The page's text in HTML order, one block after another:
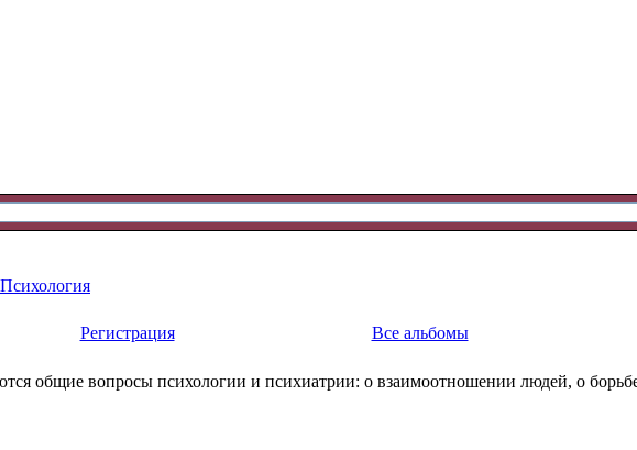
Психология
Регистрация Все альбомы
общие вопросы психологии и психиатрии: о взаимоотношении людей, о